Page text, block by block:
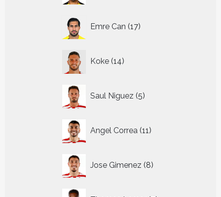
Emre Can 17
producten
Koke 14
producten
Saul Niguez 5
producten
Angel Correa 11
producten
Jose Gimenez 8
producten